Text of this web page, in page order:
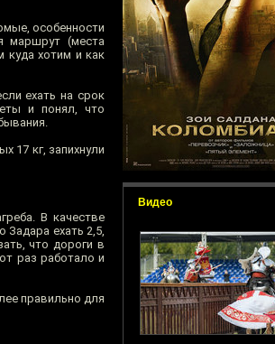
Видео
особенности
маршрут (места
куда хотим и как
ехать на срок
и понял, что
17 кг, запихнули
В качестве
ехать 2,5,
что дороги в
раз работало и
правильно для